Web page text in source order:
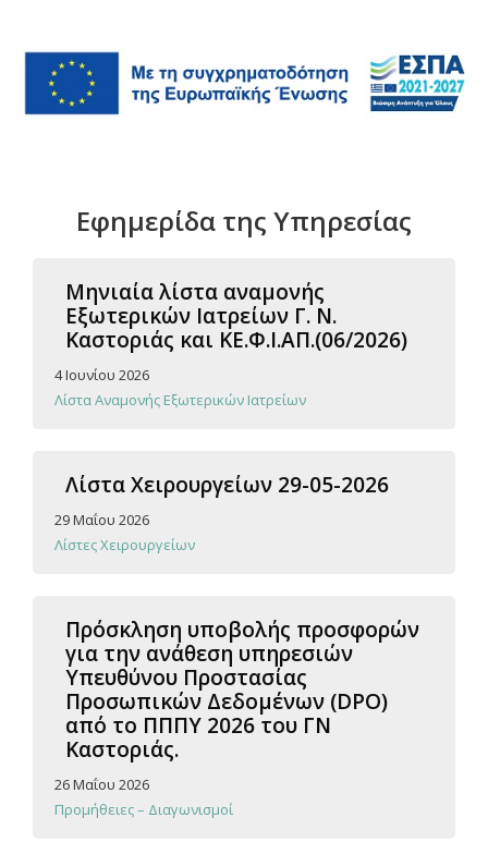
Εφημερίδα της Υπηρεσίας
Μηνιαία λίστα αναμονής
Εξωτερικών Ιατρείων Γ. Ν.
Καστοριάς και ΚΕ.Φ.Ι.ΑΠ.(06/2026)
4 Ιουνίου 2026
Λίστα Αναμονής Εξωτερικών Ιατρείων
Λίστα Χειρουργείων 29-05-2026
29 Μαΐου 2026
Λίστες Χειρουργείων
Πρόσκληση υποβολής προσφορών
για την ανάθεση υπηρεσιών
Υπευθύνου Προστασίας
Προσωπικών Δεδομένων (DPO)
από το ΠΠΠΥ 2026 του ΓΝ
Καστοριάς.
26 Μαΐου 2026
Προμήθειες – Διαγωνισμοί